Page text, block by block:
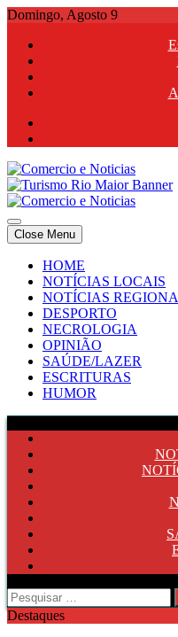
Skip
content
Domingo, Agosto 9
Comercio e Noticias
Notícias e Publicidade Online
Comercio e Noticias
Notícias e Publicidade Online
Close Menu
HOME
NOTÍCIAS LOCAIS
NOTÍCIAS
DESPORTO
NECROLOGIA
OPINIÃO
SAÚDE/LAZER
ESCRITURAS
HUMOR
Pesquisar
por:
Destaques